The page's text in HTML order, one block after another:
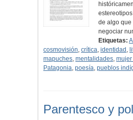
de algo que
negociar
Etiquetas:
cosmovisión, crítica, identidad ,
mapuches, mentalidades,
Patagonia, poesía, pueblos
Parentesco y